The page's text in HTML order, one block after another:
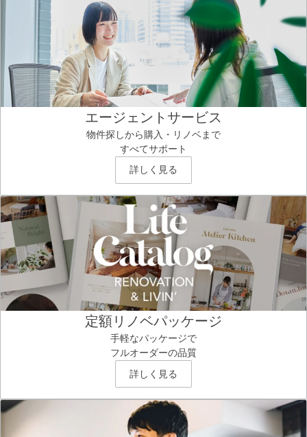
エージェントサービス
物件探しから購入・リノベまで
すべてサポート
詳しく見る
定額リノベパッケージ
手軽なパッケージで
フルオーダーの品質
詳しく見る